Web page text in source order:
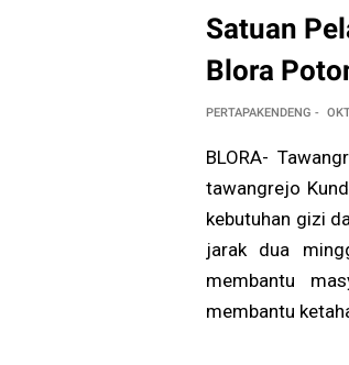
Satuan
Blora
PERTAPAKENDENG
BLORA-
tawangrejo
kebutuhan gizi
jarak dua
membantu
membantu